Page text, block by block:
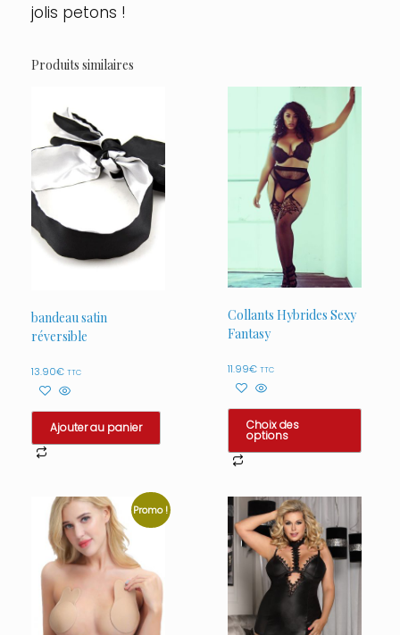
jolis petons !
Produits similaires
bandeau satin
réversible
13.90€ TTC
Ajouter au panier
Collants Hybrides Sexy
Fantasy
11.99€ TTC
Choix des
options
a
plusieurs
variations.
Les
options
peuvent
être
choisies
sur
Promo !